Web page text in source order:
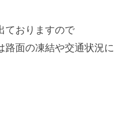
ておりますので
路面の凍結や交通状況に